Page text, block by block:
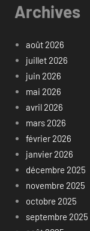
Archives
août 2026
juillet 2026
juin 2026
mai 2026
avril 2026
mars 2026
février 2026
janvier 2026
décembre 2025
novembre 2025
octobre 2025
septembre 2025